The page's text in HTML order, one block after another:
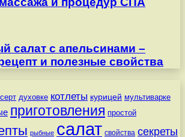
салат с апельсинами –
и полезные свойства
духовке котлеты курицей мультиварке
приготовления простой
рыбные салат свойства секреты